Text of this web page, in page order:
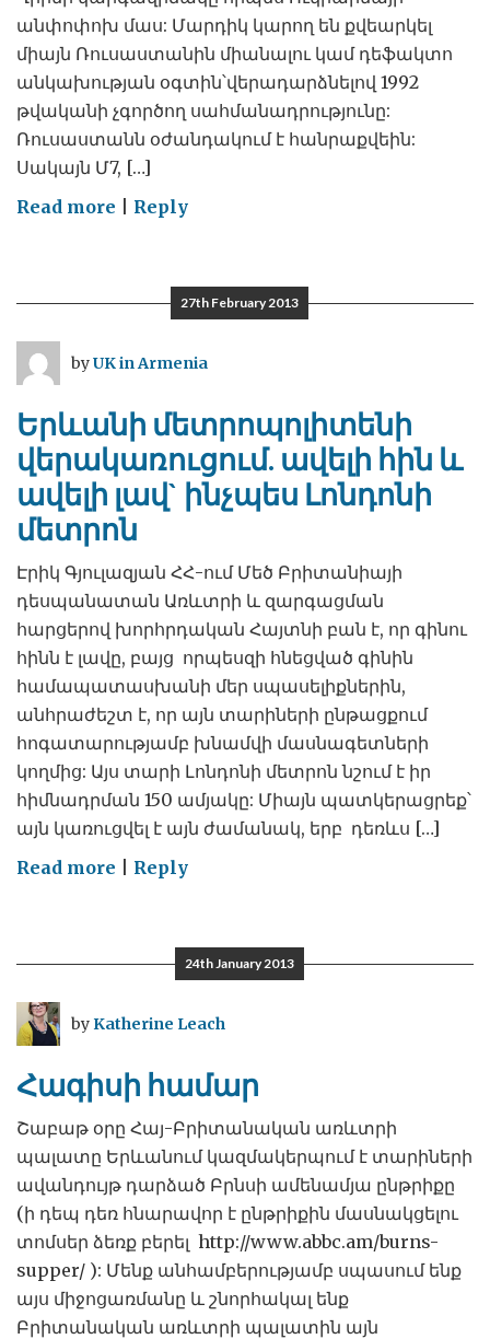
անփոփոխ մաս: Մարդիկ կարող են քվեարկել
միայն Ռուսաստանին միանալու կամ դեֆակտո
անկախության օգտին՝վերադարձնելով 1992
թվականի չգործող սահմանադրությունը:
Ռուսաստանն օժանդակում է հանրաքվեին:
Սակայն Մ7, […]
Read more onReply
27th February 2013
byUK in Armenia
Երևանի մետրոպոլիտենի
վերակառուցում. ավելի հին և
ավելի լավ` ինչպես Լոնդոնի
մետրոն
Էրիկ Գյուլազյան ՀՀ-ում Մեծ Բրիտանիայի
դեսպանատան Առևտրի և զարգացման
հարցերով խորհրդական Հայտնի բան է, որ գինու
հինն է լավը, բայց որպեսզի հնեցված գինին
համապատասխանի մեր սպասելիքներին,
անհրաժեշտ է, որ այն տարիների ընթացքում
հոգատարությամբ խնամվի մասնագետների
կողմից: Այս տարի Լոնդոնի մետրոն նշում է իր
հիմնադրման 150 ամյակը: Միայն պատկերացրեք՝
այն կառուցվել է այն ժամանակ, երբ դեռևս […]
Read more on
վերակառուցում.
ավելի
լավ`
ինչպես
Լոնդոնի
մետրոն
Reply
24th January 2013
byKatherine Leach
Հագիսի համար
Շաբաթ օրը Հայ-Բրիտանական առևտրի
պալատը Երևանում կազմակերպում է տարիների
ավանդույթ դարձած Բրնսի ամենամյա ընթրիքը
(ի դեպ դեռ հնարավոր է ընթրիքին մասնակցելու
տոմսեր ձեռք բերել http://www.abbc.am/burns-
supper/ ): Մենք անհամբերությամբ սպասում ենք
այս միջոցառմանը և շնորհակալ ենք
Բրիտանական առևտրի պալատին այն